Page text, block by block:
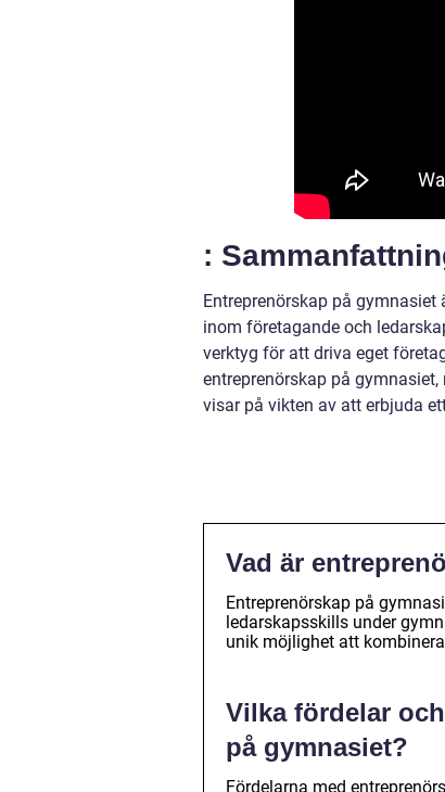
:
Entreprenörskap på
inom företagande och
verktyg för att driva eget
entreprenörskap på
visar på vikten av att erbjuda
Vad är
Entreprenörskap på
ledarskapsskills under
unik möjlighet att
Vilka fördelar
på gymnasiet?
Fördelarna med